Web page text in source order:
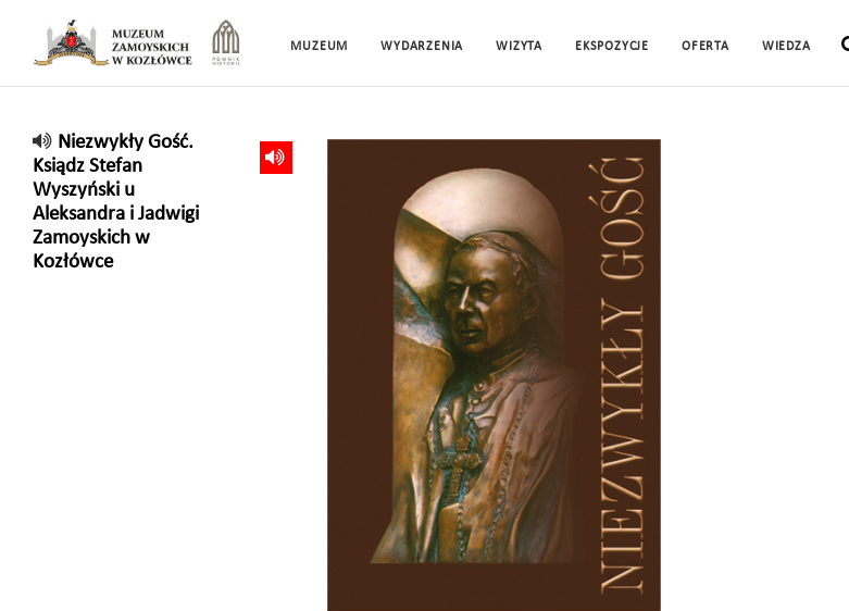
MUZEUM WYDARZENIA WIZYTA EKSPOZYCJE OFERTA WIEDZA
Niezwykły Gość.
Ksiądz Stefan
Wyszyński u
Aleksandra i Jadwigi
Zamoyskich w
Kozłówce